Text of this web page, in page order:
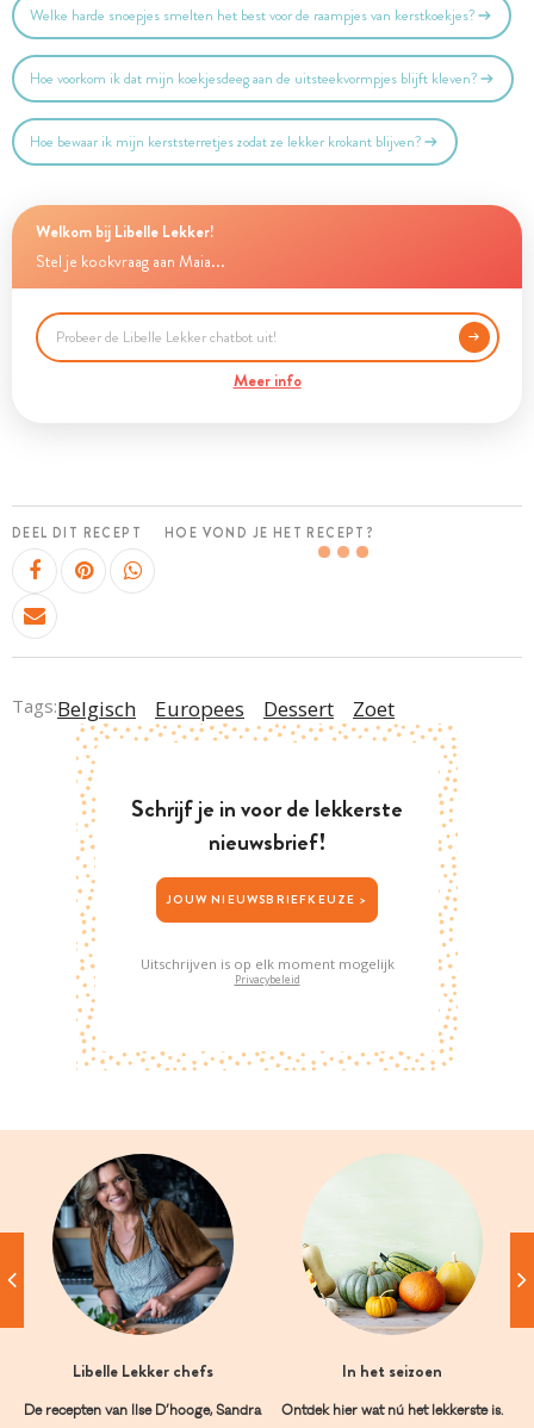
Welke harde snoepjes smelten het best voor de raampjes van kerstkoekjes?
Hoe voorkom ik dat mijn koekjesdeeg aan de uitsteekvormpjes blijft kleven?
Hoe bewaar ik mijn kerststerretjes zodat ze lekker krokant blijven?
Welkom bij Libelle Lekker!
Stel je kookvraag aan Maia...
Meer info
DEEL DIT RECEPT HOE VOND JE HET RECEPT?
Tags:Belgisch Europees Dessert Zoet
Schrijf je in voor de lekkerste
nieuwsbrief!
JOUW NIEUWSBRIEFKEUZE >
Uitschrijven is op elk moment mogelijk
Privacybeleid
Libelle Lekker chefs
De recepten van Ilse D’hooge, Sandra
In het seizoen
Ontdek hier wat nú het lekkerste is.